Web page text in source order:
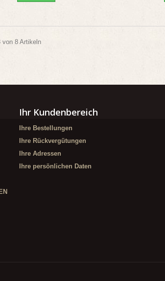
von 8 Artikeln
Ihr Kundenbereich
Ihre Bestellungen
Ihre Rückvergütungen
Ihre Adressen
Ihre persönlichen Daten